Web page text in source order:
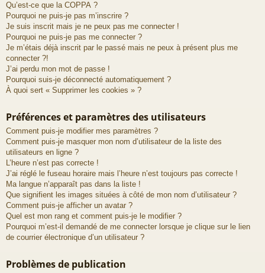
Qu’est-ce que la COPPA ?
Pourquoi ne puis-je pas m’inscrire ?
Je suis inscrit mais je ne peux pas me connecter !
Pourquoi ne puis-je pas me connecter ?
Je m’étais déjà inscrit par le passé mais ne peux à présent plus me
connecter ?!
J’ai perdu mon mot de passe !
Pourquoi suis-je déconnecté automatiquement ?
À quoi sert « Supprimer les cookies » ?
Préférences et paramètres des utilisateurs
Comment puis-je modifier mes paramètres ?
Comment puis-je masquer mon nom d’utilisateur de la liste des
utilisateurs en ligne ?
L’heure n’est pas correcte !
J’ai réglé le fuseau horaire mais l’heure n’est toujours pas correcte !
Ma langue n’apparaît pas dans la liste !
Que signifient les images situées à côté de mon nom d’utilisateur ?
Comment puis-je afficher un avatar ?
Quel est mon rang et comment puis-je le modifier ?
Pourquoi m’est-il demandé de me connecter lorsque je clique sur le lien
de courrier électronique d’un utilisateur ?
Problèmes de publication